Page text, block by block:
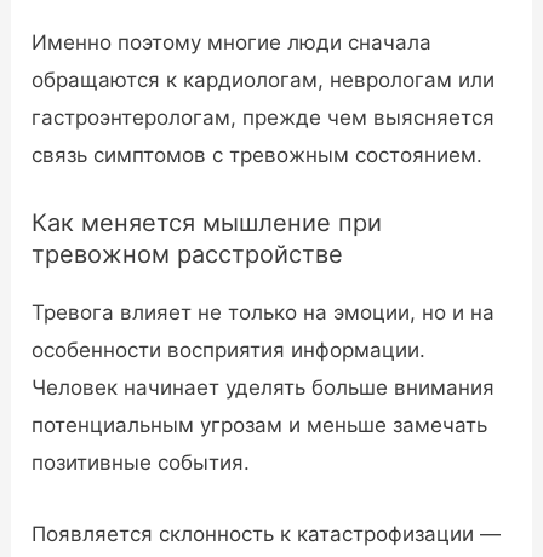
Именно поэтому многие люди сначала
обращаются к кардиологам, неврологам или
гастроэнтерологам, прежде чем выясняется
связь симптомов с тревожным состоянием.
Как меняется мышление при
тревожном расстройстве
Тревога влияет не только на эмоции, но и на
особенности восприятия информации.
Человек начинает уделять больше внимания
потенциальным угрозам и меньше замечать
позитивные события.
Появляется склонность к катастрофизации —